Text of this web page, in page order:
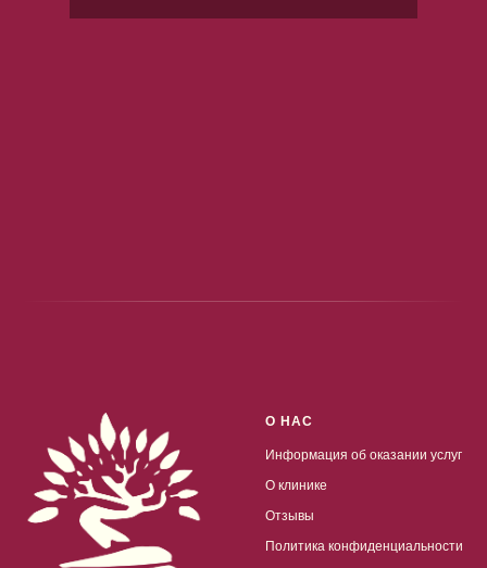
О НАС
Информация об оказании услуг
О клинике
Отзывы
Политика конфиденциальности